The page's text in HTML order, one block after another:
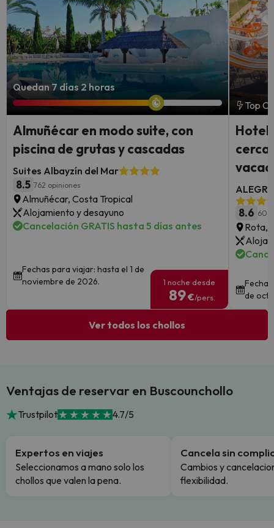
Quedan 7 días 2 horas
Almuñécar en modo suite, con
piscina de grutas y cascadas
Suites Albayzín del Mar
8.5 762 opiniones
Almuñécar, Costa Tropical
Alojamiento y desayuno
Cancelación GRATIS hasta 5 días antes
Fechas para viajar: hasta el 1 de
noviembre de 2026.
1 noche desde
89€/pers.
Top
Hotel
cerca
8.6
Rota,
de
Ver todos los chollos
Ventajas de reservar en Buscounchollo
Trustpilot 4.7/5
Expertos en viajes
Seleccionamos a mano solo los
chollos que valen la pena.
Cancela sin
Cambios y
flexibilidad.